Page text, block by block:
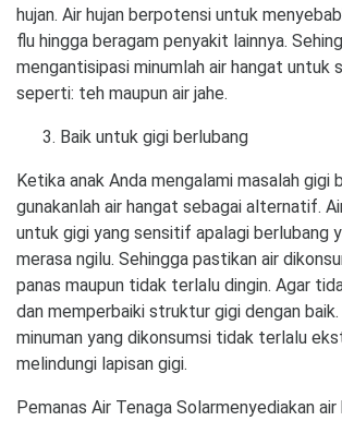
hujan. Air hujan berpotensi untuk
flu hingga beragam penyakit lainnya.
mengantisipasi minumlah air hangat untuk
seperti: teh maupun air jahe.
Baik untuk gigi berlubang
Ketika anak Anda mengalami masalah gigi
gunakanlah air hangat sebagai alternatif.
untuk gigi yang sensitif apalagi berlubang
merasa ngilu. Sehingga pastikan air
panas maupun tidak terlalu dingin. Agar
dan memperbaiki struktur gigi dengan
minuman yang dikonsumsi tidak terlalu
melindungi lapisan gigi.
Pemanas Air Tenaga Solarmenyediakan